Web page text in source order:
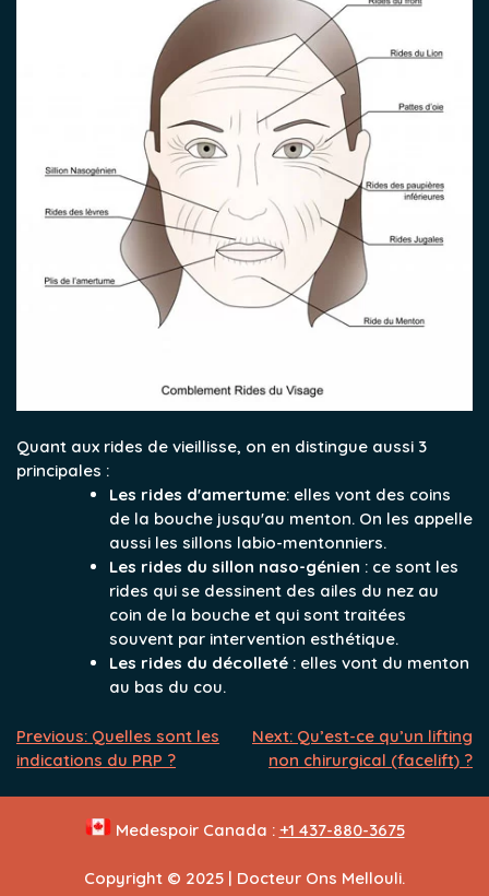
Quant aux rides de vieillisse, on en distingue aussi 3
principales :
Les rides d'amertume: elles vont des coins
de la bouche jusqu'au menton. On les appelle
aussi les sillons labio-mentonniers.
Les rides du sillon naso-génien : ce sont les
rides qui se dessinent des ailes du nez au
coin de la bouche et qui sont traitées
souvent par intervention esthétique.
Les rides du décolleté : elles vont du menton
au bas du cou.
Navigation
de
l’article
Previous: Quelles sont les
indications du PRP ?
Next: Qu’est-ce qu’un lifting
non chirurgical (facelift) ?
Medespoir Canada : +1 437-880-3675
Copyright © 2025 | Docteur Ons Mellouli.